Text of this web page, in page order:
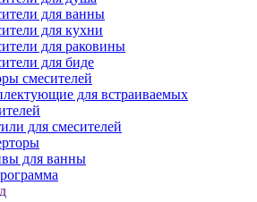
для ванны
для кухни
для раковины
для биде
смесителей
для встраиваемых
для смесителей
для ванны